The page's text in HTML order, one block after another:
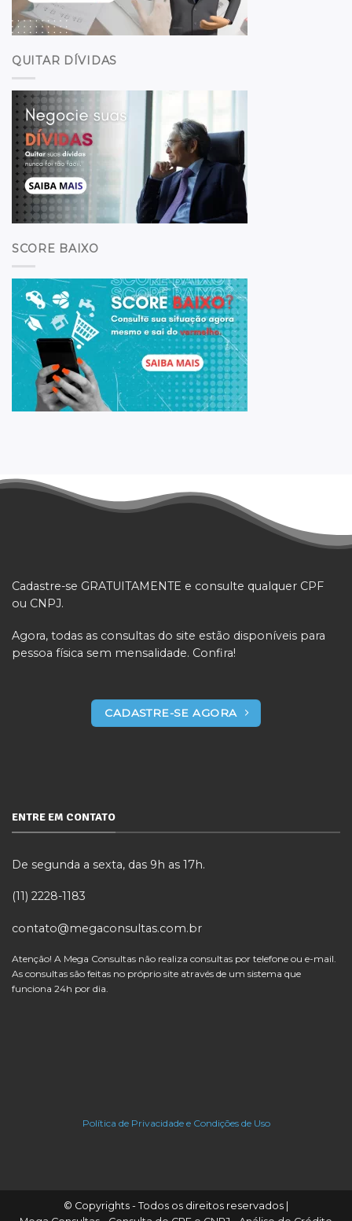
QUITAR DÍVIDAS
SCORE BAIXO
Cadastre-se GRATUITAMENTE e consulte qualquer CPF
ou CNPJ.
Agora, todas as consultas do site estão disponíveis para
pessoa física sem mensalidade. Confira!
CADASTRE-SE AGORA
ENTRE EM CONTATO
De segunda a sexta, das 9h as 17h.
(11) 2228-1183
contato@megaconsultas.com.br
Atenção! A Mega Consultas não realiza consultas por telefone ou e-mail.
As consultas são feitas no próprio site através de um sistema que
funciona 24h por dia.
Política de Privacidade e Condições de Uso
© Copyrights - Todos os direitos reservados |